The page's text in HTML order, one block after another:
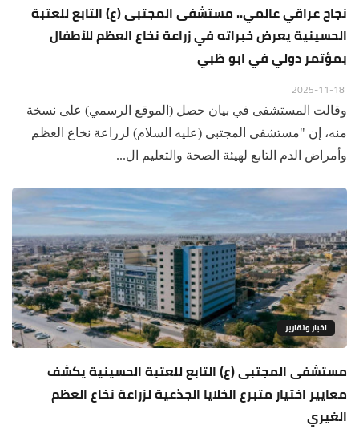
نجاح عراقي عالمي.. مستشفى المجتبى (ع) التابع للعتبة
الحسينية يعرض خبراته في زراعة نخاع العظم للأطفال
بمؤتمر دولي في ابو ظبي
وقالت المستشفى في بيان حصل (الموقع الرسمي) على نسخة
منه، إن "مستشفى المجتبى (عليه السلام) لزراعة نخاع العظم
وأمراض الدم التابع لهيئة الصحة والتعليم ال...
اخبار وتقارير
مستشفى المجتبى (ع) التابع للعتبة الحسينية يكشف
معايير اختيار متبرع الخلايا الجذعية لزراعة نخاع العظم
الغيري